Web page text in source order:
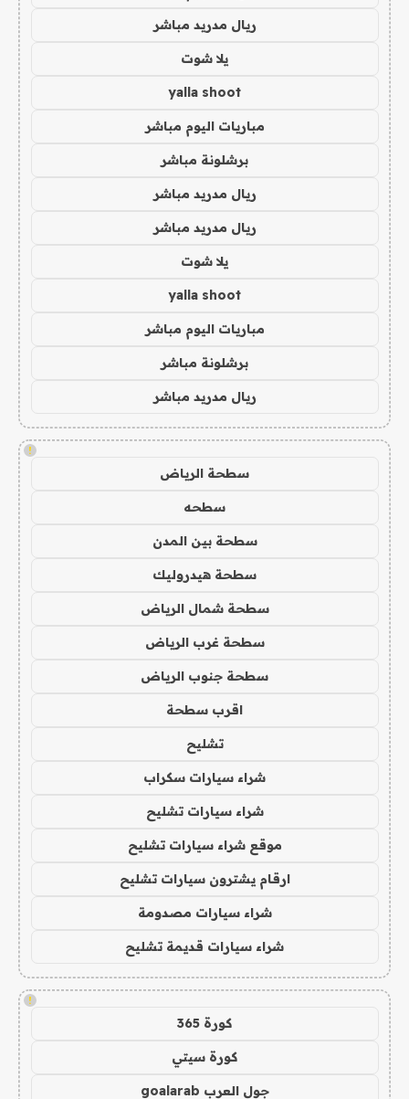
ريال مدريد مباشر
يلا شوت
yalla shoot
مباريات اليوم مباشر
برشلونة مباشر
ريال مدريد مباشر
ريال مدريد مباشر
يلا شوت
yalla shoot
مباريات اليوم مباشر
برشلونة مباشر
ريال مدريد مباشر
!
سطحة الرياض
سطحه
سطحة بين المدن
سطحة هيدروليك
سطحة شمال الرياض
سطحة غرب الرياض
سطحة جنوب الرياض
اقرب سطحة
تشليح
شراء سيارات سكراب
شراء سيارات تشليح
موقع شراء سيارات تشليح
ارقام يشترون سيارات تشليح
شراء سيارات مصدومة
شراء سيارات قديمة تشليح
!
كورة 365
كورة سيتي
جول العرب goalarab